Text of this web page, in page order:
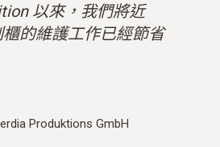
以來，我們將近
櫃的維護工作已經節省
Produktions GmbH